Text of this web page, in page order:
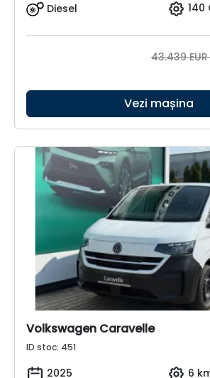
Diesel
140
43.439 EUR
Vezi mașina
Volkswagen Caravelle
ID stoc: 451
2025
6